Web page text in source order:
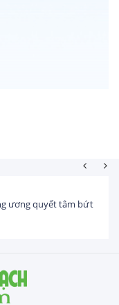
Nam đạt gần 25 tỷ